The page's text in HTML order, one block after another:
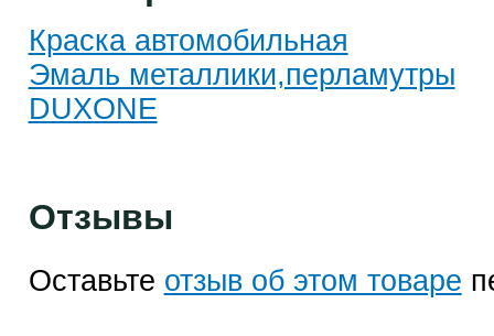
Краска автомобильная
Эмаль металлики,перламутры
DUXONE
Отзывы
Оставьте отзыв об этом товаре